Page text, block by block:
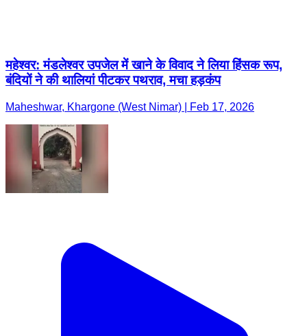
महेश्वर: मंडलेश्वर उपजेल में खाने के विवाद ने लिया हिंसक रूप,
बंदियों ने की थालियां पीटकर पथराव, मचा हड़कंप
Maheshwar, Khargone (West Nimar) | Feb 17, 2026